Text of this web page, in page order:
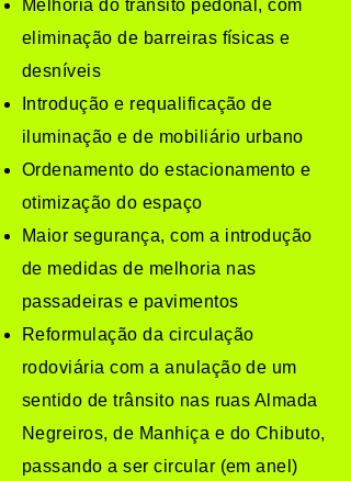
Melhoria do trânsito pedonal, com
eliminação de barreiras físicas e
desníveis
Introdução e requalificação de
iluminação e de mobiliário urbano
Ordenamento do estacionamento e
otimização do espaço
Maior segurança, com a introdução
de medidas de melhoria nas
passadeiras e pavimentos
Reformulação da circulação
rodoviária com a anulação de um
sentido de trânsito nas ruas Almada
Negreiros, de Manhiça e do Chibuto,
passando a ser circular (em anel)